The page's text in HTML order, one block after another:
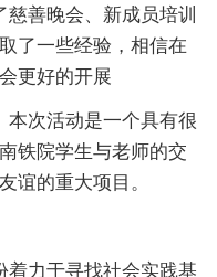
善晚会、新成员培训
了一些经验，相信在
更好的开展
次活动是一个具有很
铁院学生与老师的交
谊的重大项目。
力于寻找社会实践基